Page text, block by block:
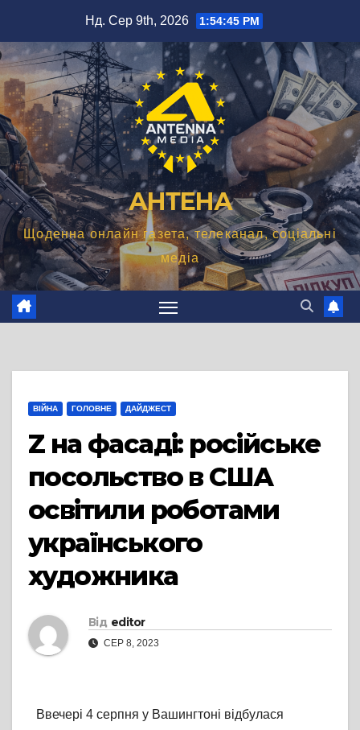
вмісту
Нд. Сер 9th, 2026 1:54:46 PM
АНТЕНА
Щоденна онлайн газета, телеканал, соціальні
медіа
ВІЙНА ГОЛОВНЕ ДАЙДЖЕСТ
Z на фасаді: російське
посольство в США
освітили роботами
українського
художника
Від editor
СЕР 8, 2023
Ввечері 4 серпня у Вашингтоні відбулася